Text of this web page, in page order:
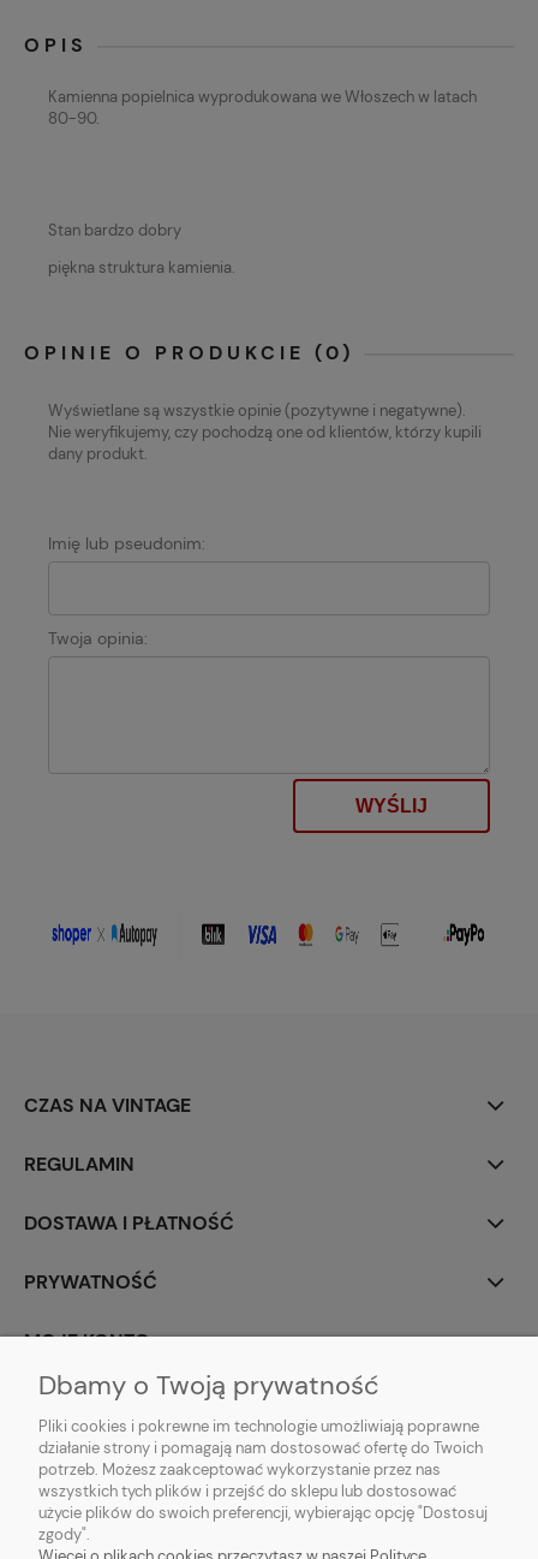
OPIS
Kamienna popielnica wyprodukowana we Włoszech w latach
80-90.
Stan bardzo dobry
piękna struktura kamienia.
OPINIE O PRODUKCIE (0)
Wyświetlane są wszystkie opinie (pozytywne i negatywne).
Nie weryfikujemy, czy pochodzą one od klientów, którzy kupili
dany produkt.
Imię lub pseudonim:
Twoja opinia:
WYŚLIJ
CZAS NA VINTAGE
REGULAMIN
DOSTAWA I PŁATNOŚĆ
PRYWATNOŚĆ
MOJE KONTO
PARTNERZY
Dbamy o Twoją prywatność
Pliki cookies i pokrewne im technologie umożliwiają poprawne
działanie strony i pomagają nam dostosować ofertę do Twoich
potrzeb. Możesz zaakceptować wykorzystanie przez nas
wszystkich tych plików i przejść do sklepu lub dostosować
użycie plików do swoich preferencji, wybierając opcję "Dostosuj
zgody".